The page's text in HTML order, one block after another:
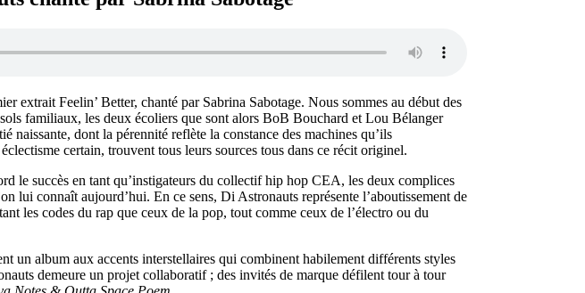
extrait Feelin’ Better, chanté par Sabrina Sabotage. Nous sommes au début des
familiaux, les deux écoliers que sont alors BoB Bouchard et Lou Bélanger
naissante, dont la pérennité reflète la constance des machines qu’ils
certain, trouvent tous leurs sources tous dans ce récit originel.
le succès en tant qu’instigateurs du collectif hip hop CEA, les deux complices
lui connaît aujourd’hui. En ce sens, Di Astronauts représente l’aboutissement de
les codes du rap que ceux de la pop, tout comme ceux de l’électro ou du
un album aux accents interstellaires qui combinent habilement différents styles
demeure un projet collaboratif ; des invités de marque défilent tour à tour